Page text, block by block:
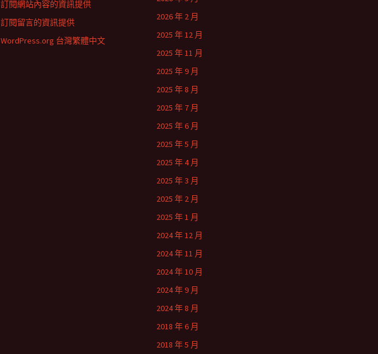
2026 年 2 月
2025 年 12 月
2025 年 11 月
2025 年 9 月
2025 年 8 月
2025 年 7 月
2025 年 6 月
2025 年 5 月
2025 年 4 月
2025 年 3 月
2025 年 2 月
2025 年 1 月
2024 年 12 月
2024 年 11 月
2024 年 10 月
2024 年 9 月
2024 年 8 月
2018 年 6 月
2018 年 5 月
訂閱網站內容的資訊提供
訂閱留言的資訊提供
WordPress.org 台灣繁體中文